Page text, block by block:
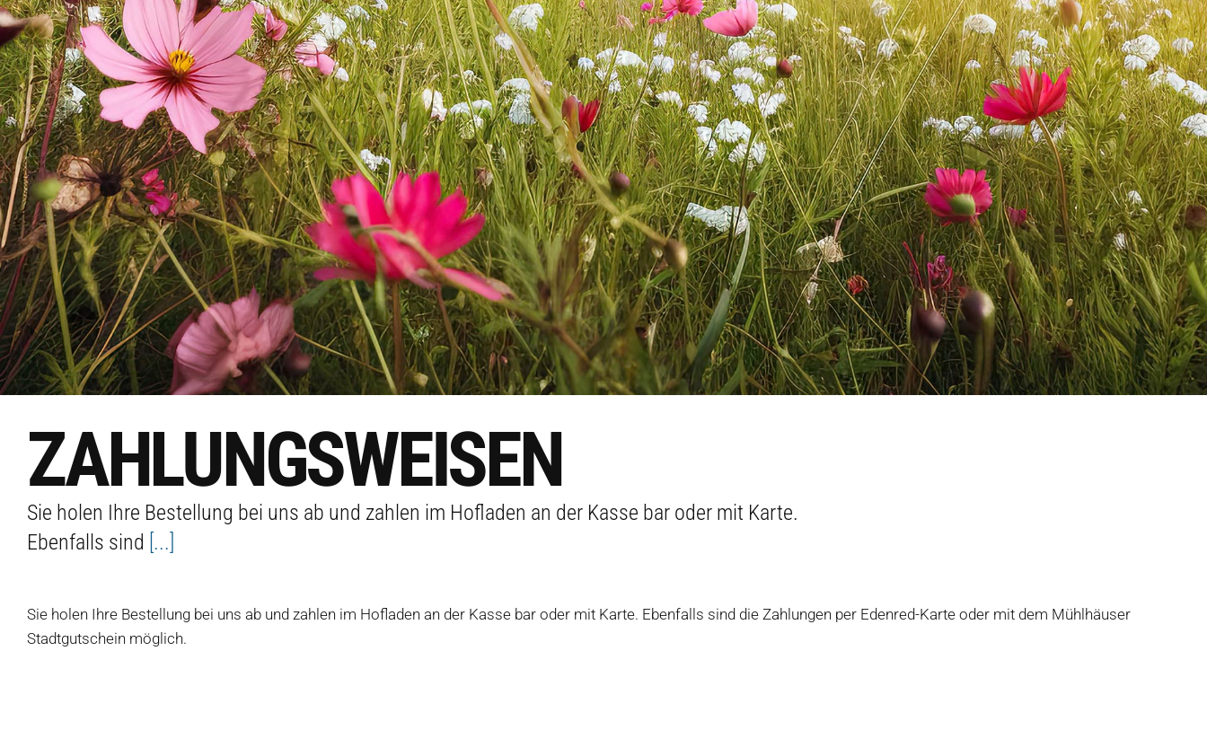
ZAHLUNGSWEISEN
Sie holen Ihre Bestellung bei uns ab und zahlen im Hofladen an der Kasse bar oder mit Karte.
Ebenfalls sind [...]
Sie holen Ihre Bestellung bei uns ab und zahlen im Hofladen an der Kasse bar oder mit Karte. Ebenfalls sind die Zahlungen per Edenred-Karte oder mit dem Mühlhäuser
Stadtgutschein möglich.
Salate